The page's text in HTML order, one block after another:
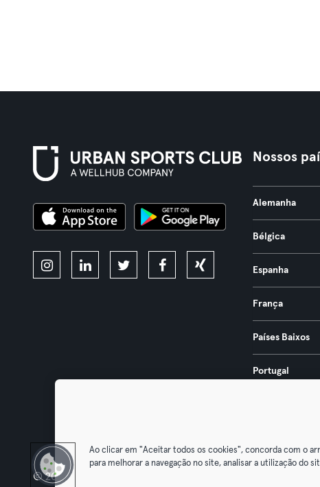
Nossos
Alemanha
Bélgica
Espanha
França
Países Baixos
Portugal
© 2026 Urban Sports Group GmbH. All rights reserved.
Ao clicar em "Aceitar todos os cookies", concorda com o
para melhorar a navegação no site, analisar a utilização do